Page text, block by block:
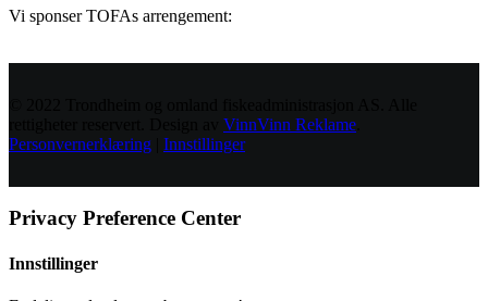
Vi sponser TOFAs arrengement:
VinnVinn Reklame
Personvernerklæring
Innstillinger
Privacy Preference Center
Innstillinger